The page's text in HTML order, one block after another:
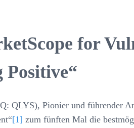
for
QLYS), Pionier und führender
[1] zum fünften Mal die